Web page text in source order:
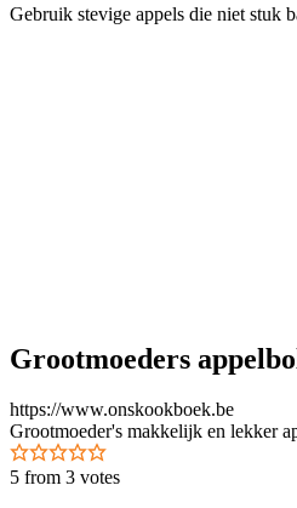
Gebruik stevige appels die niet stuk
Grootmoeders
https://www.onskookboek.be
Grootmoeder's makkelijk en lekker
5 from 3 votes